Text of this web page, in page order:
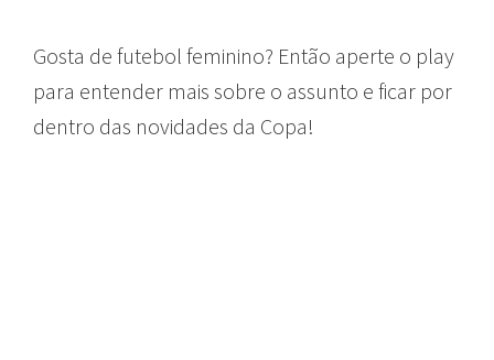
Gosta de futebol feminino? Então aperte o play
para entender mais sobre o assunto e ficar por
dentro das novidades da Copa!